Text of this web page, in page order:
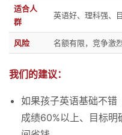
适合人
群
英语好、理科强、
风险 名额有限，竞争激
我们的建议：
如果孩子英语基础不
成绩60%以上、目标